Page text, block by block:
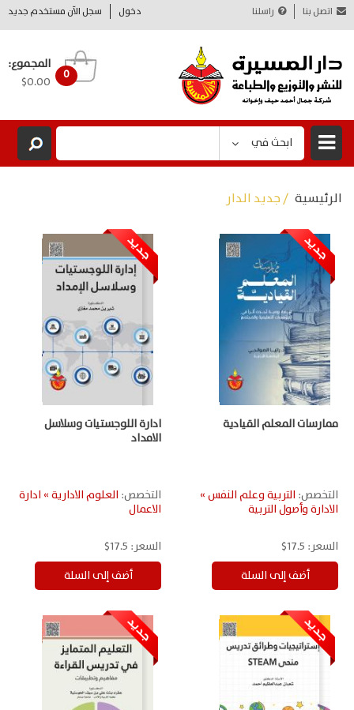
دخول سجل الآن مستخدم جديد اتصل بنا راسلنا
0
المجموع:
$0.00
ابحث في
الرئيسية / جديد الدار
ممارسات المعلم القيادية
التخصص: التربية وعلم النفس »
الادارة وأصول التربية
السعر: 17.5$
ادارة اللوجستيات وسلاسل
الامداد
التخصص: العلوم الادارية » ادارة
الاعمال
السعر: 17.5$